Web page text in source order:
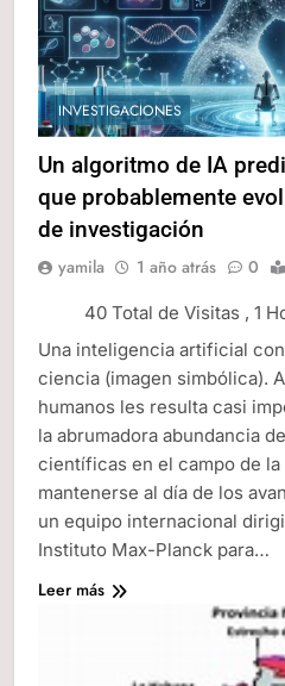
INVESTIGACIONES
Un algoritmo de IA
que probablemente
de investigación
yamila 1 año atrás 0
40 Total de Visitas , 1
Una inteligencia artificial
ciencia (imagen simbólica).
humanos les resulta casi
la abrumadora abundancia
científicas en el campo de
mantenerse al día de los
un equipo internacional
Instituto Max-Planck para…
Leer más